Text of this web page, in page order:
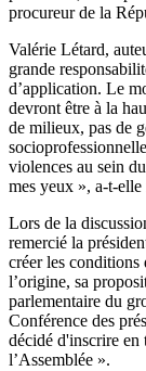
procureur de la
Valérie Létard,
grande
d’application. Le
devront être à la
de milieux, pas de
violences au sein
mes yeux », a-t-elle
Lors de la
remercié la
créer les conditions
l’origine, sa
parlementaire du
Conférence des
décidé d'inscrire en
l’Assemblée ».